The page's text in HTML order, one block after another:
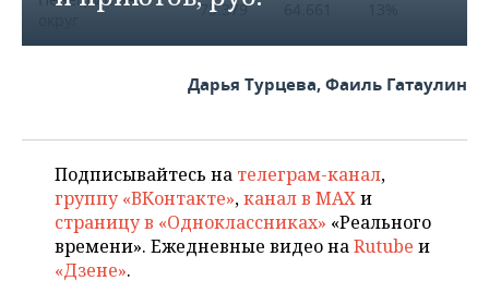
73.379
66.158 63.319 4%
64.007 60.143 6%
Камчатский
край
63.173 61.884 2%
Республика Саха
(Якутия)
Дарья Турцева, Фаиль Гатаулин
Подписывайтесь на телеграм-канал,
группу «ВКонтакте»,канал в MAXи
страницу в «Одноклассниках» «Реального
времени». Ежедневные видео наRutube и
«Дзене».